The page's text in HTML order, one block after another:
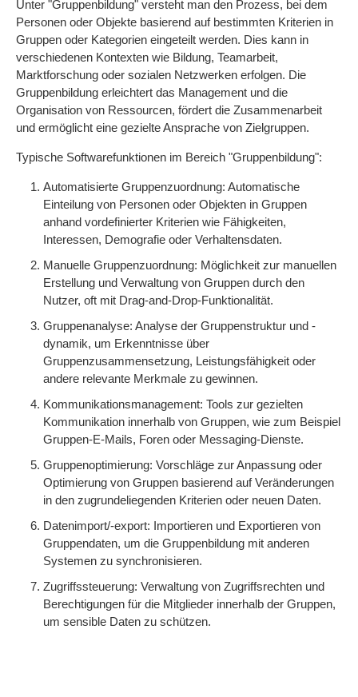
Unter "Gruppenbildung" versteht man den Prozess, bei dem
Personen oder Objekte basierend auf bestimmten Kriterien in
Gruppen oder Kategorien eingeteilt werden. Dies kann in
verschiedenen Kontexten wie Bildung, Teamarbeit,
Marktforschung oder sozialen Netzwerken erfolgen. Die
Gruppenbildung erleichtert das Management und die
Organisation von Ressourcen, fördert die Zusammenarbeit
und ermöglicht eine gezielte Ansprache von Zielgruppen.
Typische Softwarefunktionen im Bereich "Gruppenbildung":
Automatisierte Gruppenzuordnung: Automatische
Einteilung von Personen oder Objekten in Gruppen
anhand vordefinierter Kriterien wie Fähigkeiten,
Interessen, Demografie oder Verhaltensdaten.
Manuelle Gruppenzuordnung: Möglichkeit zur manuellen
Erstellung und Verwaltung von Gruppen durch den
Nutzer, oft mit Drag-and-Drop-Funktionalität.
Gruppenanalyse: Analyse der Gruppenstruktur und -
dynamik, um Erkenntnisse über
Gruppenzusammensetzung, Leistungsfähigkeit oder
andere relevante Merkmale zu gewinnen.
Kommunikationsmanagement: Tools zur gezielten
Kommunikation innerhalb von Gruppen, wie zum Beispiel
Gruppen-E-Mails, Foren oder Messaging-Dienste.
Gruppenoptimierung: Vorschläge zur Anpassung oder
Optimierung von Gruppen basierend auf Veränderungen
in den zugrundeliegenden Kriterien oder neuen Daten.
Datenimport/-export: Importieren und Exportieren von
Gruppendaten, um die Gruppenbildung mit anderen
Systemen zu synchronisieren.
Zugriffssteuerung: Verwaltung von Zugriffsrechten und
Berechtigungen für die Mitglieder innerhalb der Gruppen,
um sensible Daten zu schützen.